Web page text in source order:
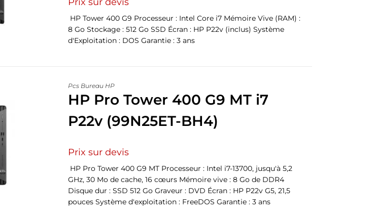
HP Tower 400 G9 Processeur : Intel Core i7 Mémoire Vive (RAM) :
8 Go Stockage : 512 Go SSD Écran : HP P22v (inclus) Système
d'Exploitation : DOS Garantie : 3 ans
Pcs Bureau HP
HP Pro Tower 400 G9 MT i7
P22v (99N25ET-BH4)
Prix sur devis
HP Pro Tower 400 G9 MT Processeur : Intel i7-13700, jusqu'à 5,2
GHz, 30 Mo de cache, 16 cœurs Mémoire vive : 8 Go de DDR4
Disque dur : SSD 512 Go Graveur : DVD Écran : HP P22v G5, 21,5
pouces Système d'exploitation : FreeDOS Garantie : 3 ans